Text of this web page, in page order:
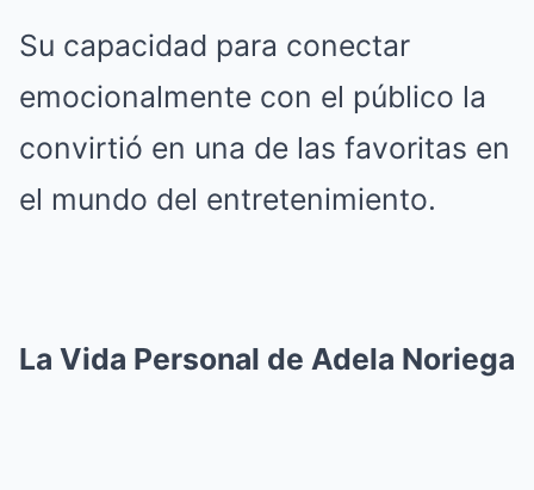
Su capacidad para conectar
emocionalmente con el público la
convirtió en una de las favoritas en
el mundo del entretenimiento.
La Vida Personal de Adela Noriega